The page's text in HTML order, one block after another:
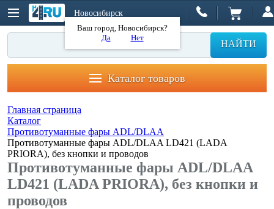
Новосибирск
Ваш город, Новосибирск?
Да
Нет
НАЙТИ
Каталог товаров
Главная страница
Каталог
Противотуманные фары ADL/DLAA
Противотуманные фары ADL/DLAA LD421 (LADA
PRIORA), без кнопки и проводов
Противотуманные фары ADL/DLAA
LD421 (LADA PRIORA), без кнопки и
проводов